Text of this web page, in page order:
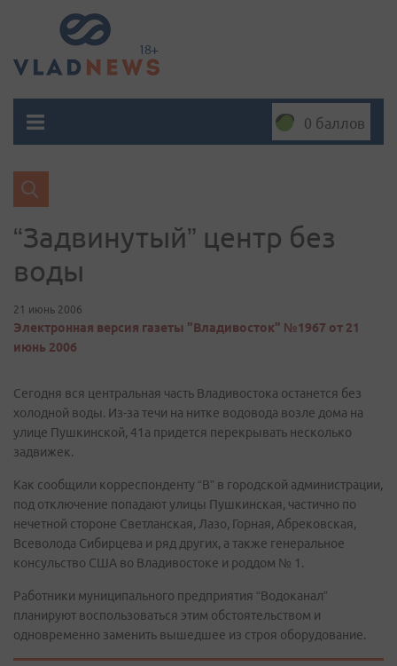
0 баллов
“Задвинутый” центр без
воды
21 июнь 2006
Электронная версия газеты "Владивосток" №1967 от 21
июнь 2006
Сегодня вся центральная часть Владивостока останется без
холодной воды. Из-за течи на нитке водовода возле дома на
улице Пушкинской, 41а придется перекрывать несколько
задвижек.
Как сообщили корреспонденту “В” в городской администрации,
под отключение попадают улицы Пушкинская, частично по
нечетной стороне Светланская, Лазо, Горная, Абрековская,
Всеволода Сибирцева и ряд других, а также генеральное
консульство США во Владивостоке и роддом № 1.
Работники муниципального предприятия “Водоканал”
планируют воспользоваться этим обстоятельством и
одновременно заменить вышедшее из строя оборудование.